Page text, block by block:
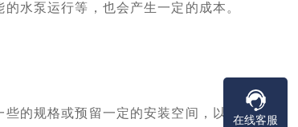
水泵运行等，也会产生一定的成本。
的规格或预留一定的安装空间，以便在线客服